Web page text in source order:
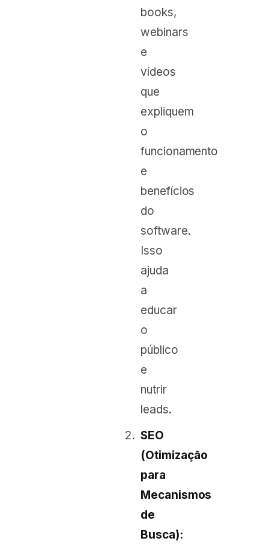
books,
webinars
e
vídeos
que
expliquem
o
funcionamento
e
benefícios
do
software.
Isso
ajuda
a
educar
o
público
e
nutrir
leads.
SEO
(Otimização
para
Mecanismos
de
Busca):